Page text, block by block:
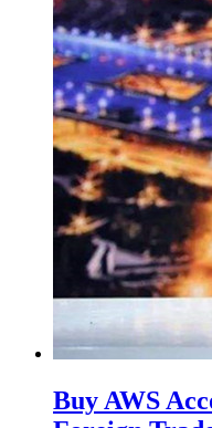
Buy AWS